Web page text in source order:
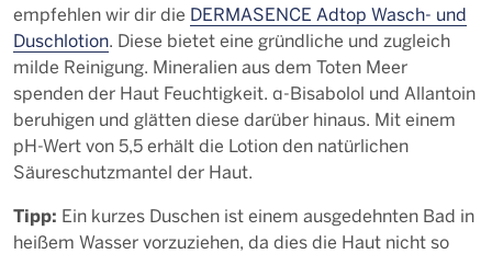
empfehlen wir dir die DERMASENCE Adtop Wasch- und
Duschlotion. Diese bietet eine gründliche und zugleich
milde Reinigung. Mineralien aus dem Toten Meer
spenden der Haut Feuchtigkeit. α-Bisabolol und Allantoin
beruhigen und glätten diese darüber hinaus. Mit einem
pH-Wert von 5,5 erhält die Lotion den natürlichen
Säureschutzmantel der Haut.
Tipp: Ein kurzes Duschen ist einem ausgedehnten Bad in
heißem Wasser vorzuziehen, da dies die Haut nicht so